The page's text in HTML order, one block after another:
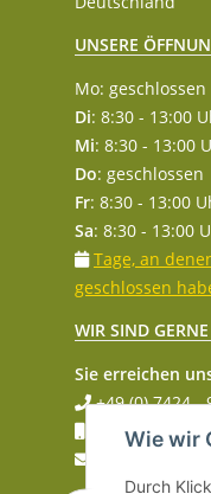
UNSERE
Mo: geschlossen
Di: 8:30 - 13:00
Mi: 8:30 - 13:00
Do: geschlossen
Fr: 8:30 - 13:00
Sa: 8:30 - 13:00
Tage, an
geschlossen
WIR SIND
Sie erreichen
+49 (0) 7424 -
+49 (0) 174 -
Wie wir
Durch